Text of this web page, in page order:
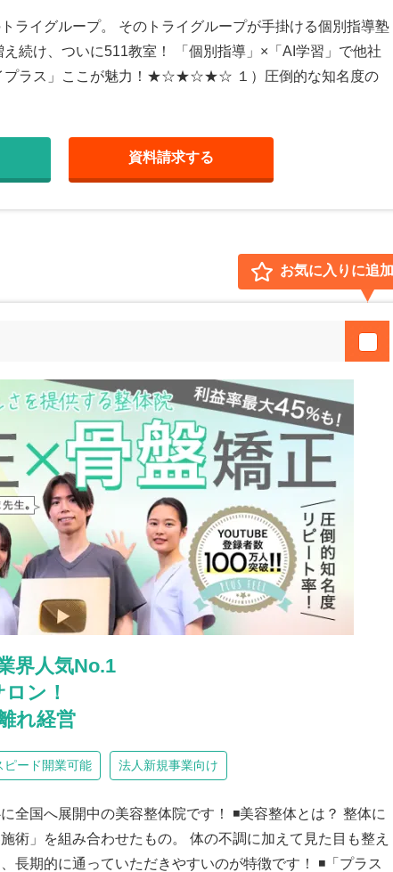
ライグループ。 そのトライグループが手掛ける個別指導塾
続け、ついに511教室！ 「個別指導」×「AI学習」で他社
ラス」ここが魅力！★☆★☆★☆ １）圧倒的な知名度の
資料請求する
お気に入りに追加
界人気No.1
ン！
れ経営
ピード開業可能 法人新規事業向け
全国へ展開中の美容整体院です！ ◾️美容整体とは？ 整体に
術」を組み合わせたもの。 体の不調に加えて見た目も整え
長期的に通っていただきやすいのが特徴です！ ◾️「プラス